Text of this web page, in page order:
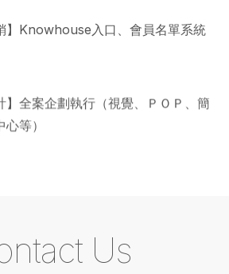
】Knowhouse入口、會員名單系統
】全案企劃執行（視覺、ＰＯＰ、簡
等）
Us